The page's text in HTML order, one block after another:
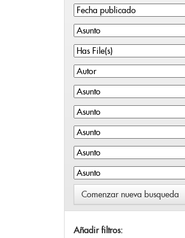
Comenzar nueva busqueda
Añadir filtros: